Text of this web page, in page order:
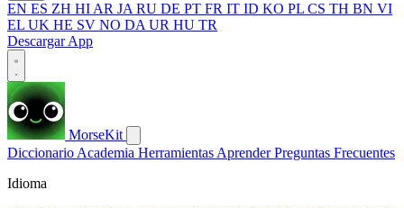
EN ES ZH HI AR JA RU DE PT FR IT ID KO PL CS TH BN VI
EL UK HE SV NO DA UR HU TR
Descargar App
MorseKit
Diccionario Academia Herramientas AprenderPreguntas Frecuentes
Idioma